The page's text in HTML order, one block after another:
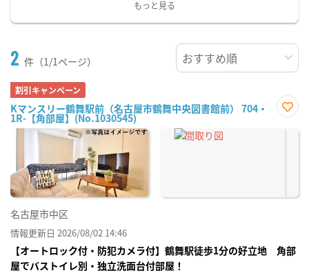
もっと見る
2 件（1/1ページ）
割引キャンペーン
Kマンスリー鶴舞駅前（名古屋市鶴舞中央図書館前） 704・
1R-【角部屋】(No.1030545)
に入
名古屋市中区
情報更新日 2026/08/02 14:46
【オートロック付・防犯カメラ付】鶴舞駅徒歩1分の好立地 角部
屋でバストイレ別・独立洗面台付部屋！